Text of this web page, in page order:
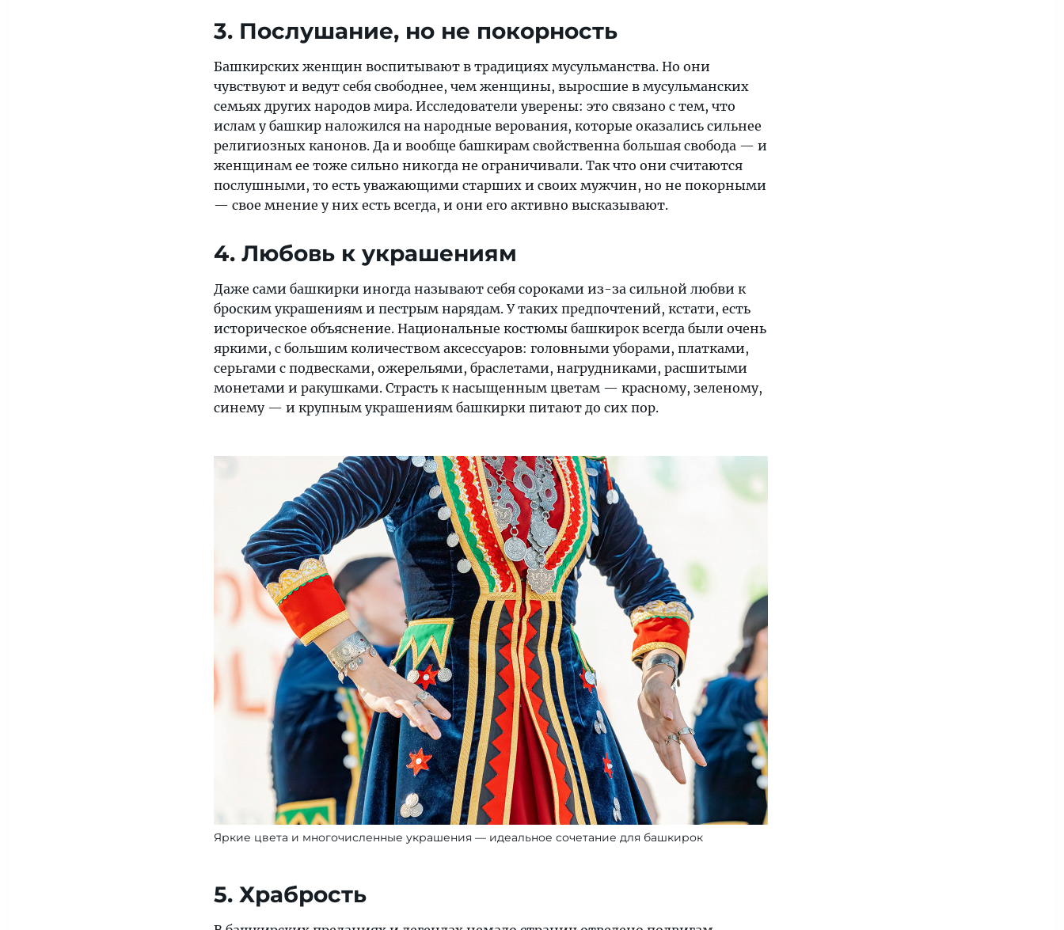
3. Послушание, но не покорность
Башкирских женщин воспитывают в традициях мусульманства. Но они
чувствуют и ведут себя свободнее, чем женщины, выросшие в мусульманских
семьях других народов мира. Исследователи уверены: это связано с тем, что
ислам у башкир наложился на народные верования, которые оказались сильнее
религиозных канонов. Да и вообще башкирам свойственна большая свобода — и
женщинам ее тоже сильно никогда не ограничивали. Так что они считаются
послушными, то есть уважающими старших и своих мужчин, но не покорными
— свое мнение у них есть всегда, и они его активно высказывают.
4. Любовь к украшениям
Даже сами башкирки иногда называют себя сороками из-за сильной любви к
броским украшениям и пестрым нарядам. У таких предпочтений, кстати, есть
историческое объяснение. Национальные костюмы башкирок всегда были очень
яркими, с большим количеством аксессуаров: головными уборами, платками,
серьгами с подвесками, ожерельями, браслетами, нагрудниками, расшитыми
монетами и ракушками. Страсть к насыщенным цветам — красному, зеленому,
синему — и крупным украшениям башкирки питают до сих пор.
Яркие цвета и многочисленные украшения — идеальное сочетание для башкирок
5. Храбрость